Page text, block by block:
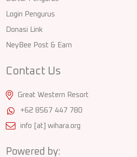
Login Pengurus
Donasi Link
NeyBee Post & Earn
Contact Us
Great Western Resort
+62 8567 447 780
info [at] wihara.org
Powered by: